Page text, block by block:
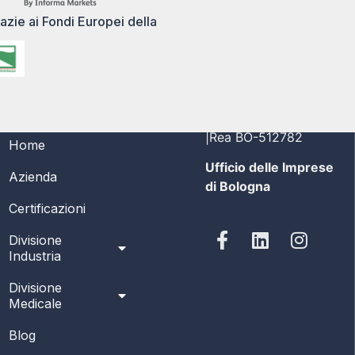
ai Fondi Europei della
Home
Azienda
Certificazioni
Divisione
Industria
Divisione
Medicale
Blog
|Rea BO-512782
Ufficio delle Imprese
di Bologna